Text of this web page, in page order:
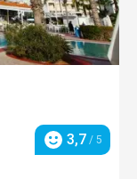
Hodnotenie
3,7 / 5